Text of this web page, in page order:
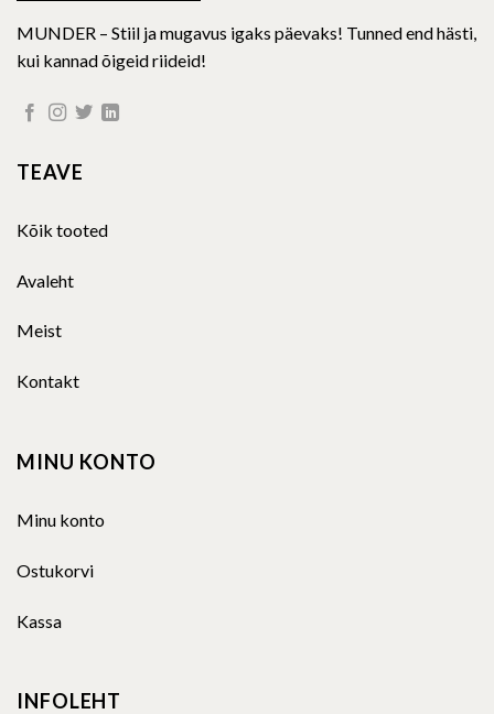
MUNDER – Stiil ja mugavus igaks päevaks! Tunned end hästi,
kui kannad õigeid riideid!
TEAVE
Kõik tooted
Avaleht
Meist
Kontakt
MINU KONTO
Minu konto
Ostukorvi
Kassa
INFOLEHT